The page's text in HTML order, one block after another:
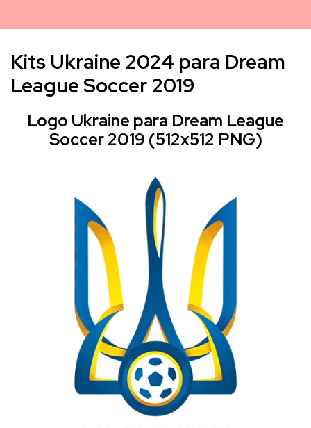
Kits Ukraine 2024 para Dream
League Soccer 2019
Logo Ukraine para Dream League
Soccer 2019 (512x512 PNG)